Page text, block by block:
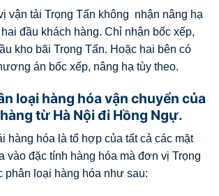
vận tải Trọng Tấn không nhận nâng hạ
đầu khách hàng. Chỉ nhận bốc xếp,
kho bãi Trọng Tấn. Hoặc hai bên có
án bốc xếp, nâng hạ tùy theo.
loại hàng hóa vận chuyển của
từ Hà Nội đi Hồng Ngự.
hàng hóa là tổ hợp của tất cả các mặt
vào đặc tính hàng hóa mà đơn vị Trọng
phân loại hàng hóa như sau: